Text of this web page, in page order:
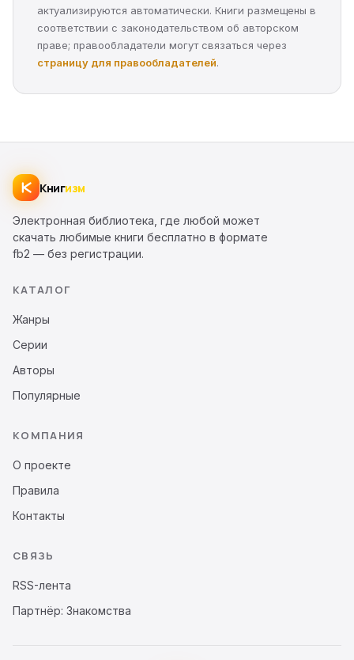
актуализируются автоматически. Книги размещены в
соответствии с законодательством об авторском
праве; правообладатели могут связаться через
страницу для правообладателей.
Книгизм
Электронная библиотека, где любой может
скачать любимые книги бесплатно в формате
fb2 — без регистрации.
КАТАЛОГ
Жанры
Серии
Авторы
Популярные
КОМПАНИЯ
О проекте
Правила
Контакты
СВЯЗЬ
RSS-лента
Партнёр: Знакомства